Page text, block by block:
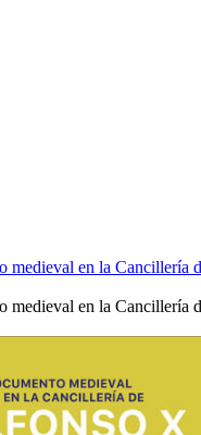
medieval en la Cancillería
medieval en la Cancillería